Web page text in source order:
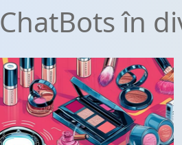
ChatBots în